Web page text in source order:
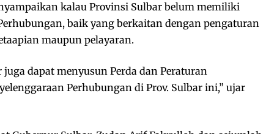
kalau Provinsi Sulbar belum memiliki
baik yang berkaitan dengan pengaturan
maupun pelayaran.
dapat menyusun Perda dan Peraturan
Perhubungan di Prov. Sulbar ini,” ujar